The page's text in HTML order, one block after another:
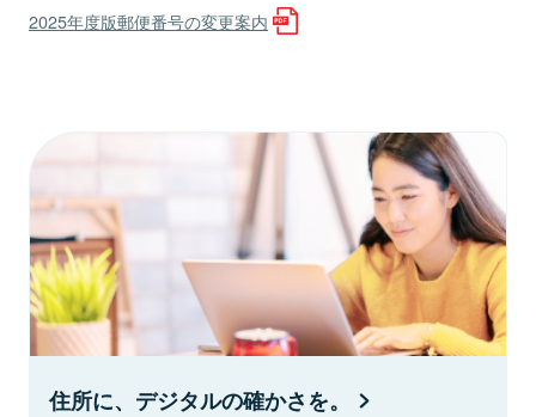
2025年度版郵便番号の変更案内
住所に、デジタルの確かさを。